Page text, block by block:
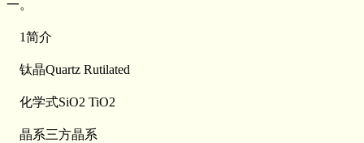
一。
1简介
钛晶Quartz Rutilated
化学式SiO2 TiO2
晶系三方晶系